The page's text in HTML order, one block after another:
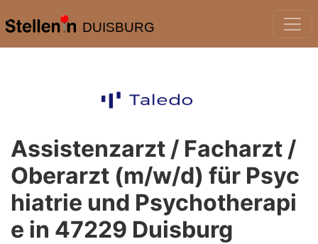
DUISBURG
Assistenzarzt / Facharzt /
Oberarzt (m/w/d) für Psyc
hiatrie und Psychotherapi
e in 47229 Duisburg